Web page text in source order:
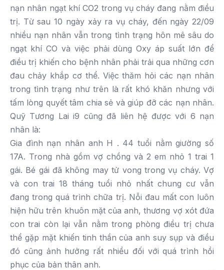
nạn nhân ngạt khí CO2 trong vụ cháy đang nằm điều
trị. Từ sau 10 ngày xảy ra vụ cháy, đến ngày 22/09
nhiều nạn nhân vẫn trong tình trạng hôn mê sâu do
ngạt khí CO và việc phải dùng Oxy áp suất lớn để
điều trị khiến cho bệnh nhân phải trải qua những cơn
đau chảy khắp cơ thể. Việc thăm hỏi các nạn nhân
trong tình trạng như trên là rất khó khăn nhưng với
tấm lòng quyết tâm chia sẻ và giúp đỡ các nạn nhân.
Quỹ Tương Lai i9 cũng đã liên hệ được với 6 nạn
nhân là:
Gia đình nạn nhân anh H . 44 tuổi nằm giường số
17A. Trong nhà gồm vợ chồng và 2 em nhỏ 1 trai 1
gái. Bé gái đã không may tử vong trong vụ cháy. Vợ
và con trai 18 tháng tuổi nhỏ nhất chung cư vẫn
đang trong quá trình chữa trị. Nỗi đau mất con luôn
hiện hữu trên khuôn mặt của anh, thương vợ xót đứa
con trai còn lại vẫn nằm trong phòng điều trị chưa
thể gặp mặt khiến tinh thần của anh suy sụp và điều
đó cũng ảnh hưởng rất nhiều đối với quá trình hồi
phục của bản thân anh.